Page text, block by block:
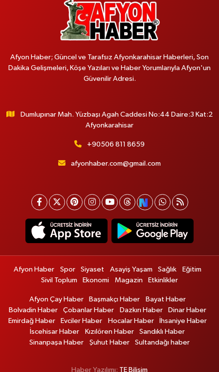
Afyon Haber; Güncel ve Tarafsız Afyonkarahisar Haberleri, Son
Dakika Gelişmeleri, Köşe Yazıları ve Haber Yorumlarıyla Afyon'un
Güvenilir Adresi.
Dumlupınar Mah. Yüzbaşı Agah Caddesi No:44 Daire:3 Kat:2
Afyonkarahisar
+90506 811 8659
afyonhaber.com@gmail.com
Afyon Haber Spor Siyaset Asayiş Yaşam Sağlık
Eğitim
Sivil Toplum
Ekonomi Magazin Etkinlikler
Afyon Çay Haber Başmakçı Haber
Bayat Haber
Bolvadin Haber
Çobanlar Haber Dazkırı Haber
Dinar Haber
Emirdağ Haber
Evciler Haber Hocalar Haber
İhsaniye Haber
İscehisar Haber
Kızılören Haber
Sandıklı Haber
Sinanpaşa Haber
Şuhut Haber Sultandağı haber
Haber Yazılımı: TE Bilişim